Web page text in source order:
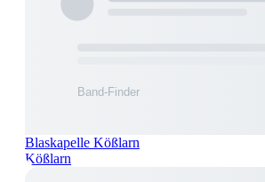
Blaskapelle Kößlarn
Kößlarn